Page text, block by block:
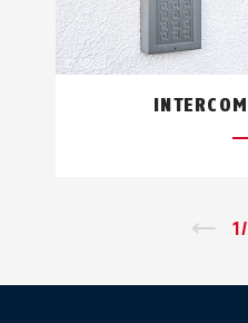
1/